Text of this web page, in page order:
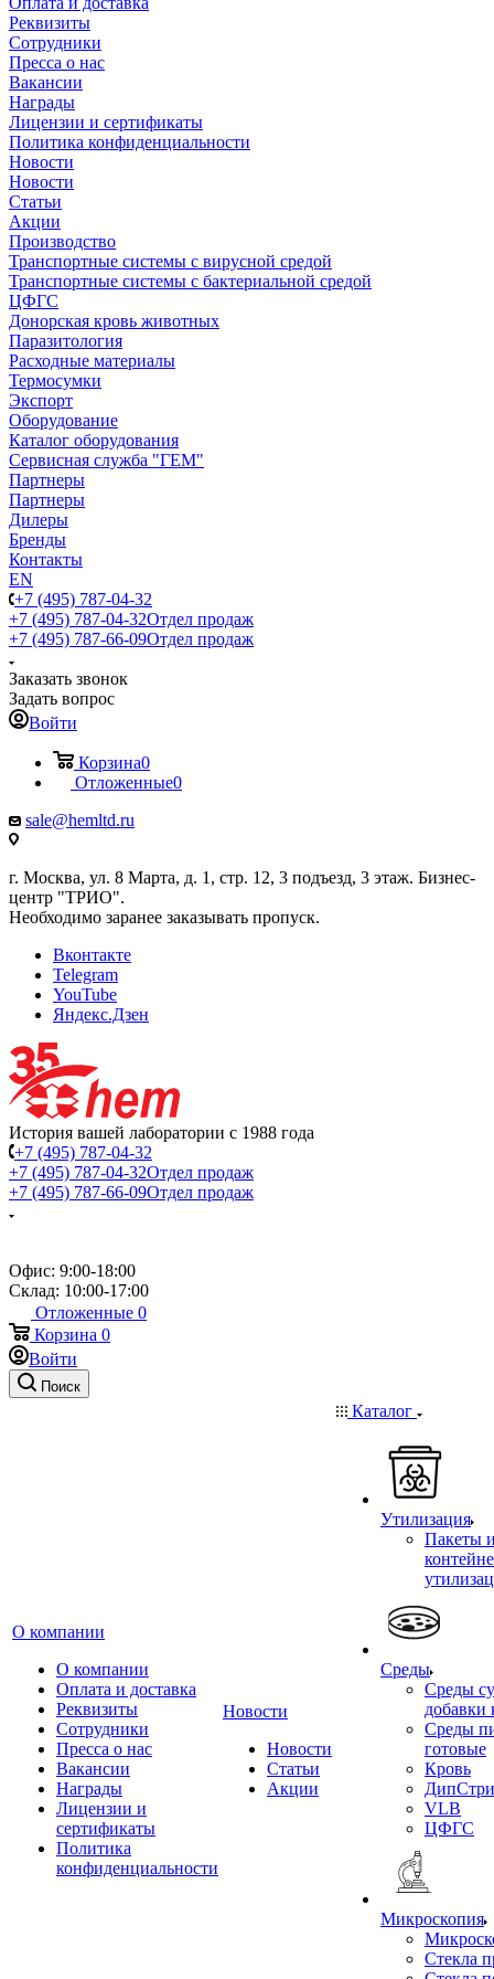
Реквизиты
Сотрудники
Пресса о нас
Вакансии
Награды
Лицензии и сертификаты
Политика конфиденциальности
Новости
Новости
Статьи
Акции
Производство
Транспортные системы с вирусной средой
Транспортные системы с бактериальной средой
ЦФГС
Донорская кровь животных
Паразитология
Расходные материалы
Термосумки
Экспорт
Оборудование
Каталог оборудования
Сервисная служба "ГЕМ"
Партнеры
Партнеры
Дилеры
Бренды
Контакты
EN
+7 (495) 787-04-32
+7 (495) 787-04-32Отдел продаж
+7 (495) 787-66-09Отдел продаж
Заказать звонок
Задать вопрос
Войти
Корзина0
Отложенные0
sale@hemltd.ru
г. Москва, ул. 8 Марта, д. 1, стр. 12, 3 подъезд, 3 этаж. Бизнес-
центр "ТРИО".
Необходимо заранее заказывать пропуск.
Вконтакте
Telegram
YouTube
Яндекс.Дзен
История вашей лаборатории с 1988 года
+7 (495) 787-04-32
+7 (495) 787-04-32Отдел продаж
+7 (495) 787-66-09Отдел продаж
Офис: 9:00-18:00
Склад: 10:00-17:00
Отложенные 0
Корзина 0
Войти
Поиск
О компании
О компании
Оплата и доставка
Реквизиты
Сотрудники
Пресса о нас
Вакансии
Награды
Лицензии и
сертификаты
Политика
конфиденциальности
Новости
Новости
Статьи
Акции
Каталог
Утилизация
Пакеты
Среды
Среды
добавки
Среды
готовые
Кровь
VLB
ЦФГС
Микроскопия
Стекла